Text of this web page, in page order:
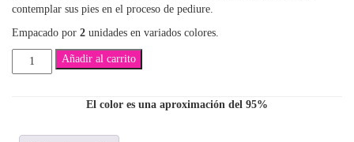
contemplar sus pies en el proceso de pediure.
Empacado por 2 unidades en variados colores.
Separador
de
Añadir al carrito
El color es una aproximación del 95%